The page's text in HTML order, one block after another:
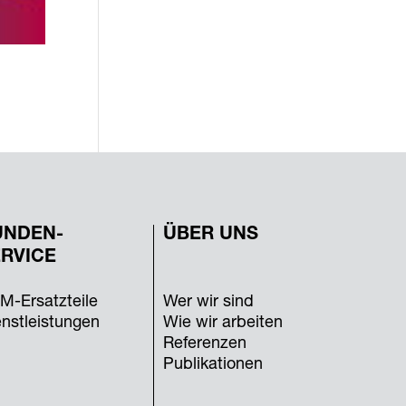
Ersatzteile
ÜBER UNS
Wer wir sind
Wie wir arbeiten
Referenzen
Publikationen